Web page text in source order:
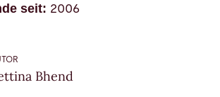
Bhend
seit: 2006